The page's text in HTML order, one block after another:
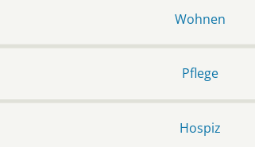
Wohnen
Pflege
Hospiz